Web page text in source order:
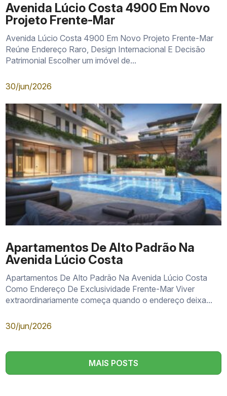
Avenida Lúcio Costa 4900 Em Novo
Projeto Frente-Mar
Avenida Lúcio Costa 4900 Em Novo Projeto Frente-Mar
Reúne Endereço Raro, Design Internacional E Decisão
Patrimonial Escolher um imóvel de...
30/jun/2026
Apartamentos De Alto Padrão Na
Avenida Lúcio Costa
Apartamentos De Alto Padrão Na Avenida Lúcio Costa
Como Endereço De Exclusividade Frente-Mar Viver
extraordinariamente começa quando o endereço deixa...
30/jun/2026
MAIS POSTS